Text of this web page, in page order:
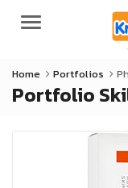
Menu
Home Portfolios
Portfolio